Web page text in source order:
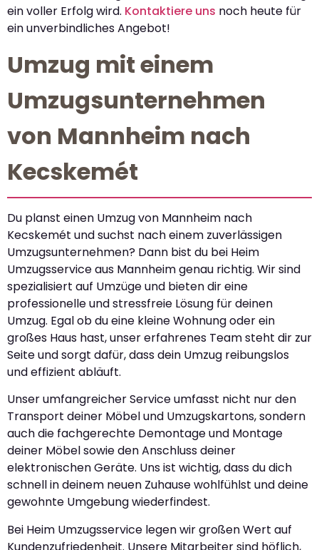
ein voller Erfolg wird. Kontaktiere uns noch heute für
ein unverbindliches Angebot!
Umzug mit einem
Umzugsunternehmen
von Mannheim nach
Kecskemét
Du planst einen Umzug von Mannheim nach
Kecskemét und suchst nach einem zuverlässigen
Umzugsunternehmen? Dann bist du bei Heim
Umzugsservice aus Mannheim genau richtig. Wir sind
spezialisiert auf Umzüge und bieten dir eine
professionelle und stressfreie Lösung für deinen
Umzug. Egal ob du eine kleine Wohnung oder ein
großes Haus hast, unser erfahrenes Team steht dir zur
Seite und sorgt dafür, dass dein Umzug reibungslos
und effizient abläuft.
Unser umfangreicher Service umfasst nicht nur den
Transport deiner Möbel und Umzugskartons, sondern
auch die fachgerechte Demontage und Montage
deiner Möbel sowie den Anschluss deiner
elektronischen Geräte. Uns ist wichtig, dass du dich
schnell in deinem neuen Zuhause wohlfühlst und deine
gewohnte Umgebung wiederfindest.
Bei Heim Umzugsservice legen wir großen Wert auf
Kundenzufriedenheit. Unsere Mitarbeiter sind höflich,